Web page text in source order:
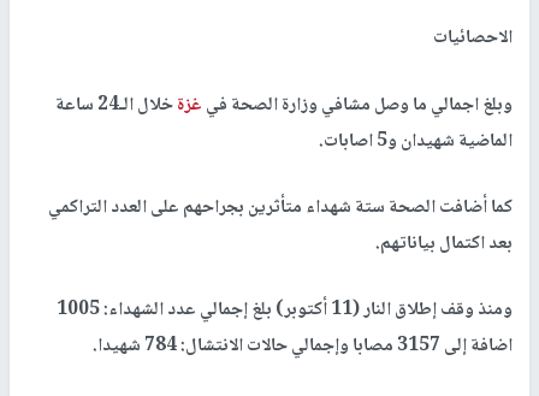
الاحصائيات
وبلغ اجمالي ما وصل مشافي وزارة الصحة فيغزة
خلال الـ24 ساعة
الماضية شهيدان و5 اصابات.
كما أضافت الصحة ستة شهداء متأثرين بجراحهم على العدد التراكمي
بعد اكتمال بياناتهم.
ومنذ وقف إطلاق النار (11 أكتوبر) بلغ إجمالي عدد الشهداء: 1005
اضافة إلى 3157 مصابا وإجمالي حالات الانتشال: 784 شهيدا.